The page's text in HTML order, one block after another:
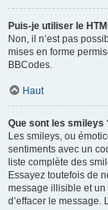
Puis-je utiliser le
Non, il n’est pas
mises en forme
BBCodes.
Haut
Que sont les smileys
Les smileys, ou
sentiments avec un
liste complète des
Essayez toutefois de
message illisible et
d’effacer le message.